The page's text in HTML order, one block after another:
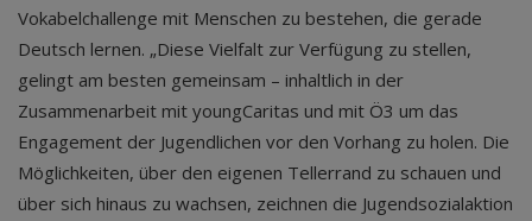
Vokabelchallenge mit Menschen zu bestehen, die gerade
Deutsch lernen. „Diese Vielfalt zur Verfügung zu stellen,
gelingt am besten gemeinsam – inhaltlich in der
Zusammenarbeit mit youngCaritas und mit Ö3 um das
Engagement der Jugendlichen vor den Vorhang zu holen. Die
Möglichkeiten, über den eigenen Tellerrand zu schauen und
über sich hinaus zu wachsen, zeichnen die Jugendsozialaktion